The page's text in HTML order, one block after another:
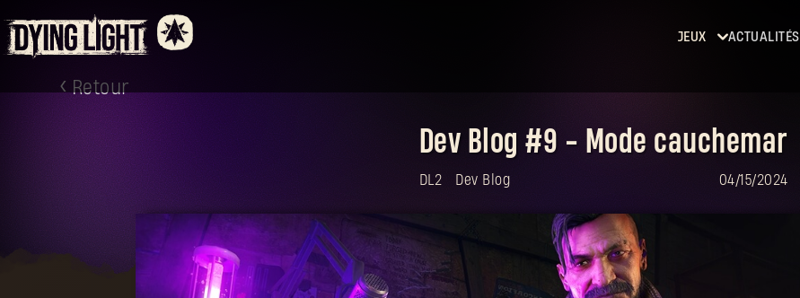
JEUX
Dying
ACTUALITÉS
Retour
Dev Blog #9 - Mode cauchemar
DL2 Dev Blog 04/15/2024